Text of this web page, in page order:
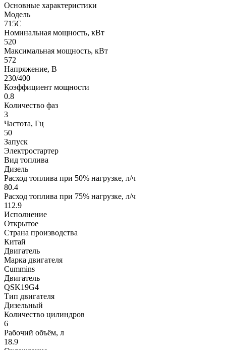
Основные характеристики
Модель
715С
Номинальная мощность, кВт
520
Максимальная мощность, кВт
572
Напряжение, В
230/400
Коэффициент мощности
0.8
Количество фаз
3
Частота, Гц
50
Запуск
Электростартер
Вид топлива
Дизель
Расход топлива при 50% нагрузке, л/ч
80.4
Расход топлива при 75% нагрузке, л/ч
112.9
Исполнение
Открытое
Страна производства
Китай
Двигатель
Марка двигателя
Cummins
Двигатель
QSK19G4
Тип двигателя
Дизельный
Количество цилиндров
6
Рабочий объём, л
18.9